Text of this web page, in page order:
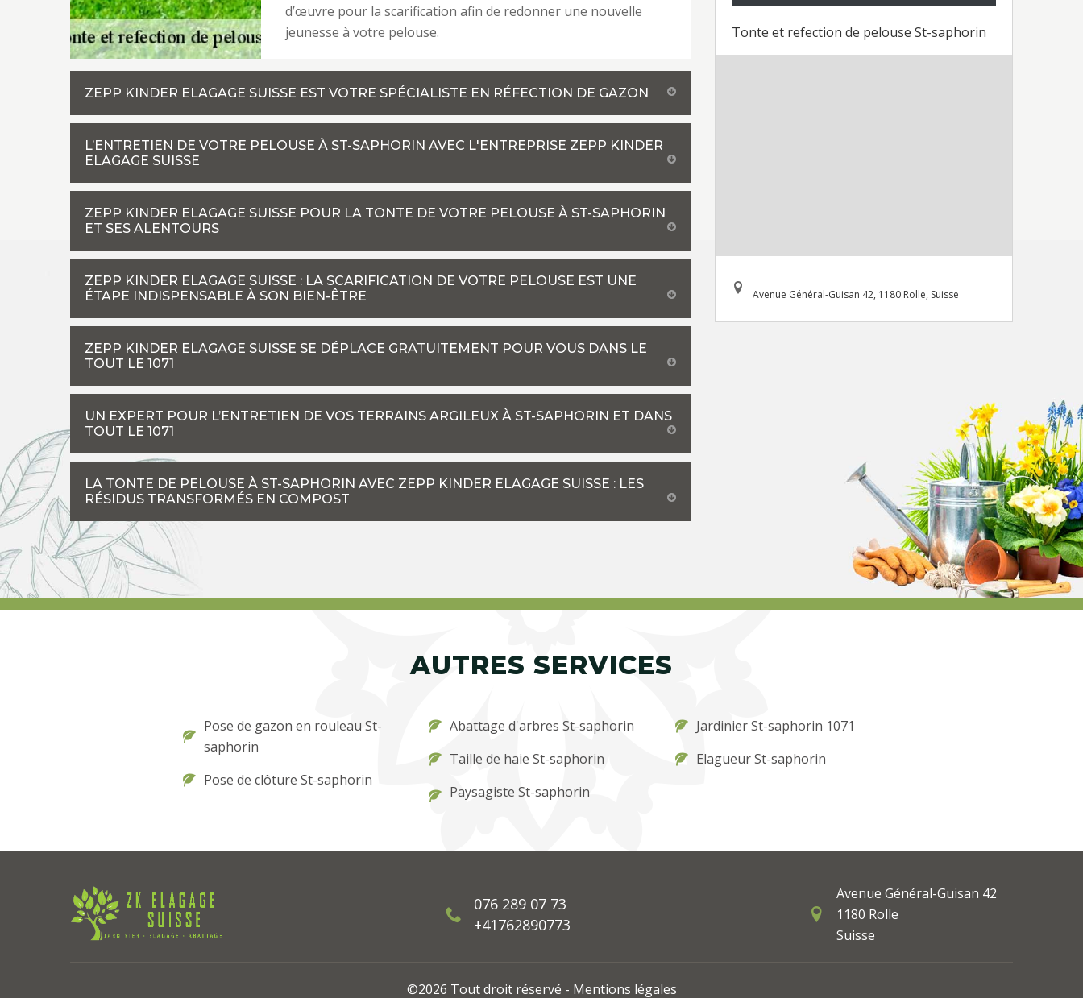
d’œuvre pour la scarification afin de redonner une nouvelle
jeunesse à votre pelouse.
ZEPP KINDER ELAGAGE SUISSE EST VOTRE SPÉCIALISTE EN RÉFECTION DE GAZON
L’ENTRETIEN DE VOTRE PELOUSE À ST-SAPHORIN AVEC L'ENTREPRISE ZEPP KINDER
ELAGAGE SUISSE
ZEPP KINDER ELAGAGE SUISSE POUR LA TONTE DE VOTRE PELOUSE À ST-SAPHORIN
ET SES ALENTOURS
ZEPP KINDER ELAGAGE SUISSE : LA SCARIFICATION DE VOTRE PELOUSE EST UNE
ÉTAPE INDISPENSABLE À SON BIEN-ÊTRE
ZEPP KINDER ELAGAGE SUISSE SE DÉPLACE GRATUITEMENT POUR VOUS DANS LE
TOUT LE 1071
UN EXPERT POUR L’ENTRETIEN DE VOS TERRAINS ARGILEUX À ST-SAPHORIN ET DANS
TOUT LE 1071
LA TONTE DE PELOUSE À ST-SAPHORIN AVEC ZEPP KINDER ELAGAGE SUISSE : LES
RÉSIDUS TRANSFORMÉS EN COMPOST
Tonte et refection de pelouse St-saphorin
Avenue Général-Guisan 42, 1180 Rolle, Suisse
AUTRES SERVICES
Pose de gazon en rouleau St-
saphorin
Pose de clôture St-saphorin
Abattage d'arbres St-saphorin
Taille de haie St-saphorin
Paysagiste St-saphorin
Jardinier St-saphorin 1071
Elagueur St-saphorin
076 289 07 73
+41762890773
Avenue Général-Guisan 42
1180 Rolle
Suisse
©2026 Tout droit réservé - Mentions légales